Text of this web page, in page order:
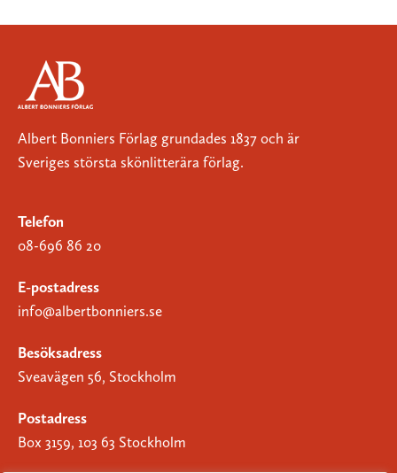
Albert Bonniers Förlag grundades 1837 och är
Sveriges största skönlitterära förlag.
Telefon
08-696 86 20
E-postadress
info@albertbonniers.se
Besöksadress
Sveavägen 56, Stockholm
Postadress
Box 3159, 103 63 Stockholm